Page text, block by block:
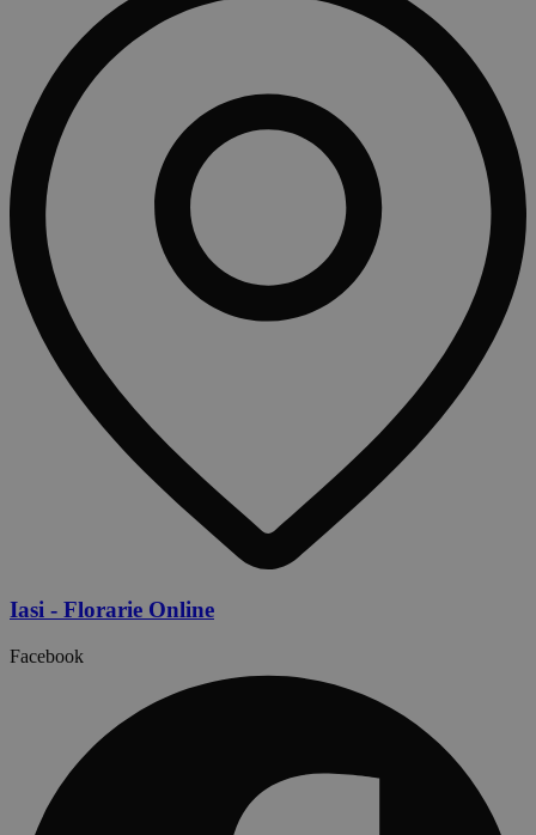
Iasi - Florarie Online
Facebook